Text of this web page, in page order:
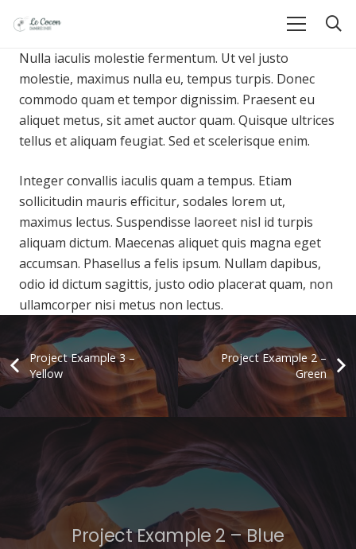
Nulla iaculis molestie fermentum. Ut vel justo
molestie, maximus nulla eu, tempus turpis. Donec
commodo quam et tempor dignissim. Praesent eu
aliquet metus, sit amet auctor quam. Quisque ultrices
tellus et aliquam feugiat. Sed et scelerisque enim.
Integer convallis iaculis quam a tempus. Etiam
sollicitudin mauris efficitur, sodales lorem ut,
maximus lectus. Suspendisse laoreet nisl id turpis
aliquam dictum. Maecenas aliquet quis magna eget
accumsan. Phasellus a felis ipsum. Nullam dapibus,
odio id dictum sagittis, justo odio placerat quam, non
ullamcorper nisi metus non lectus.
Project Example 3 –
Yellow
Project Example 2 –
Green
Project Example 2 – Blue